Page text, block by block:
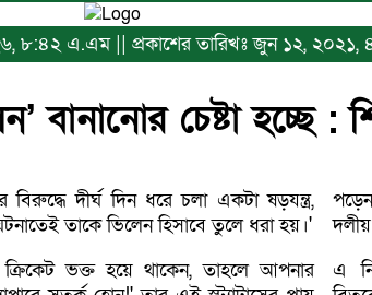
৮:৪২ এ.এম || প্রকাশের তারিখঃ জুন ১২,
বানানোর চেষ্টা হচ্ছে :
দীর্ঘ দিন ধরে চলা একটা ষড়যন্ত্র,
তাকে ভিলেন হিসাবে তুলে ধরা হয়।'
ভক্ত হয়ে থাকেন, তাহলে আপনার
এ